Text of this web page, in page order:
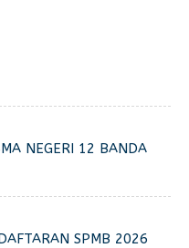
NEGERI 12 BANDA
SPMB 2026